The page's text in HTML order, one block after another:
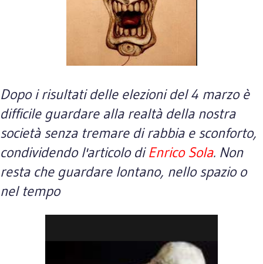
Dopo i risultati delle elezioni del 4 marzo è
difficile guardare alla realtà della nostra
società senza tremare di rabbia e sconforto,
condividendo l'articolo diEnrico Sola. Non
resta che guardare lontano, nello spazio o
nel tempo